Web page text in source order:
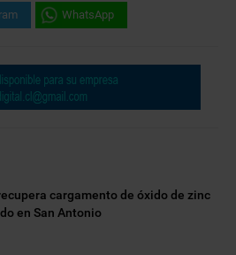
WhatsApp
cargamento de óxido de zinc
en San Antonio